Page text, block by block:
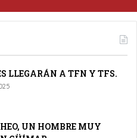
LLEGARÁN A TFN Y TFS.
UN HOMBRE MUY